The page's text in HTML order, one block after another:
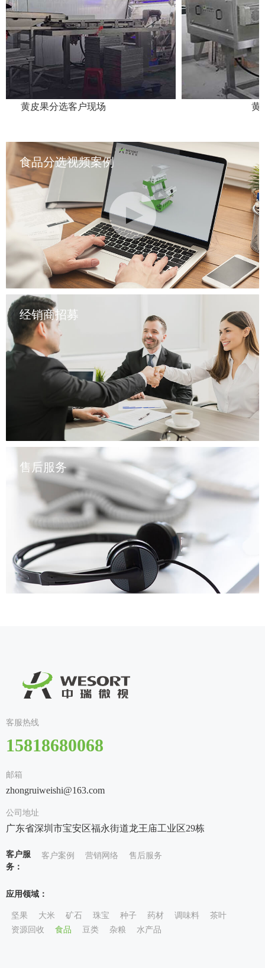
点击查看更多X光食品分选视频案例
食品分选视频案例
欢迎加入我们的大家庭，为食品安全和资源回收贡献一份力
经销商招募
售后服务
果分选客户现场 黄皮果分
客服热线
15818680068
邮箱
zhongruiweishi@163.com
公司地址
广东省深圳市宝安区福永街道龙王庙工业区29栋
客户服
务：
客户案例 营销网络 售后服务
应用领域：
坚果 大米 矿石 珠宝 种子 药材 调味料
茶叶
资源回收
食品 豆类 杂粮 水产品